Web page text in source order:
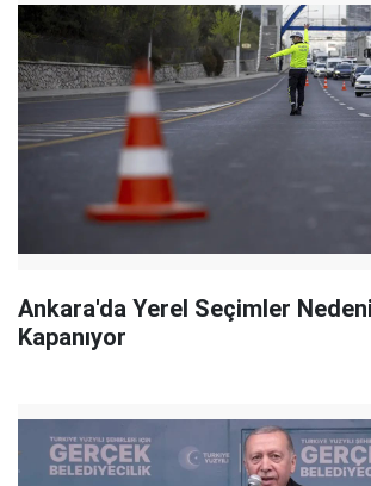
Ankara'da Yerel Seçimler
Kapanıyor